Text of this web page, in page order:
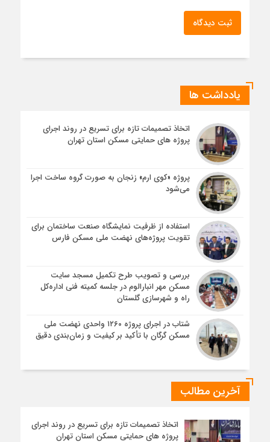
ثبت دیدگاه
یادداشت ها
اتخاذ تصمیمات تازه برای تسریع در روند اجرای
پروژه های حمایتی مسکن استان تهران
پروژه «کوی ارم» زنجان به صورت گروه ساخت اجرا
می‌شود
استفاده از ظرفیت نمایشگاه صنعت ساختمان برای
تقویت پروژه‌های نهضت ملی مسکن فارس
بررسی و تصویب طرح تکمیل مسجد سایت
مسکن مهر انبارالوم در جلسه کمیته فنی اداره‌کل
راه و شهرسازی گلستان
شتاب در اجرای پروژه ۱۲۶۰ واحدی نهضت ملی
مسکن گرگان با تأکید بر کیفیت و زمان‌بندی دقیق
آخرین مطالب
اتخاذ تصمیمات تازه برای تسریع در روند اجرای
پروژه های حمایتی مسکن استان تهران